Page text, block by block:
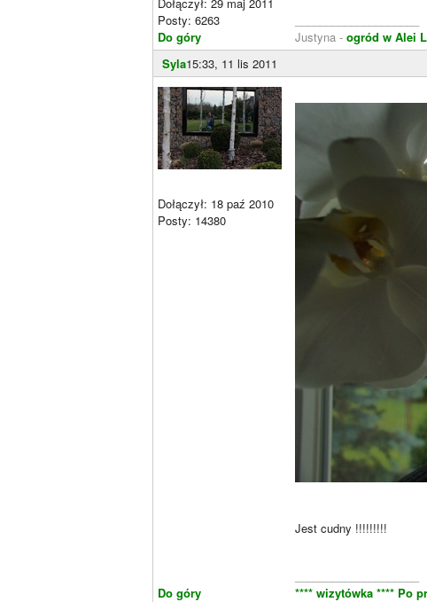
Posty: 6263
Do góry
Justyna - ogród w Alei
Syla15:33, 11 lis 2011
Dołączył: 18 paź 2010
Posty: 14380
Do góry
Jest cudny !!!!!!!!!
**** wizytówka **** Po